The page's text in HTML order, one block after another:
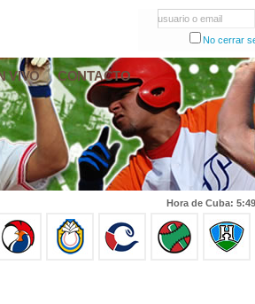
usuario o email
No cerrar
VIVO CONTACTO
Hora de Cuba: